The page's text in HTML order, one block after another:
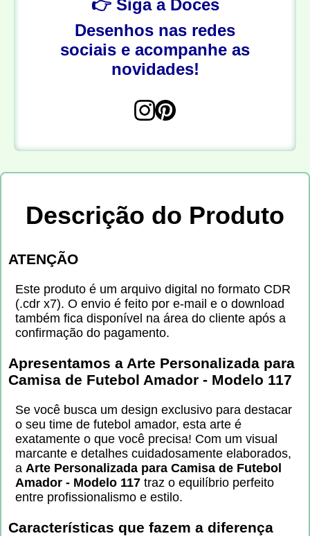
👉 Siga a Doces
Desenhos nas redes
sociais e acompanhe as
novidades!
Descrição do Produto
ATENÇÃO
Este produto é um arquivo digital no formato CDR
(.cdr x7). O envio é feito por e-mail e o download
também fica disponível na área do cliente após a
confirmação do pagamento.
Apresentamos a Arte Personalizada para
Camisa de Futebol Amador - Modelo 117
Se você busca um design exclusivo para destacar
o seu time de futebol amador, esta arte é
exatamente o que você precisa! Com um visual
marcante e detalhes cuidadosamente elaborados,
a Arte Personalizada para Camisa de Futebol
Amador - Modelo 117 traz o equilíbrio perfeito
entre profissionalismo e estilo.
Características que fazem a diferença